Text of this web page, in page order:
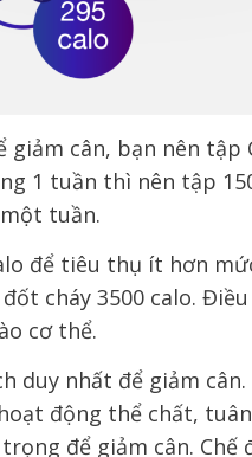
giảm cân, bạn nên
1 tuần thì nên tập
tuần.
để tiêu thụ ít hơn
cháy 3500 calo.
cơ thể.
duy nhất để giảm
động thể chất,
để giảm cân. Chế